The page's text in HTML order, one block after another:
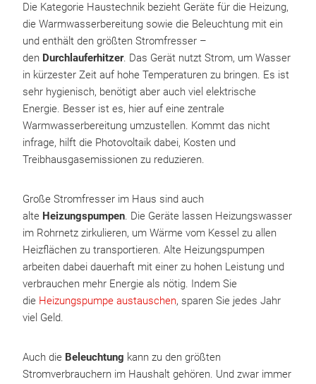
Die Kategorie Haustechnik bezieht Geräte für die Heizung,
die Warmwasserbereitung sowie die Beleuchtung mit ein
und enthält den größten Stromfresser –
den Durchlauferhitzer. Das Gerät nutzt Strom, um Wasser
in kürzester Zeit auf hohe Temperaturen zu bringen. Es ist
sehr hygienisch, benötigt aber auch viel elektrische
Energie. Besser ist es, hier auf eine zentrale
Warmwasserbereitung umzustellen. Kommt das nicht
infrage, hilft die Photovoltaik dabei, Kosten und
Treibhausgasemissionen zu reduzieren.
Große Stromfresser im Haus sind auch
alte Heizungspumpen. Die Geräte lassen Heizungswasser
im Rohrnetz zirkulieren, um Wärme vom Kessel zu allen
Heizflächen zu transportieren. Alte Heizungspumpen
arbeiten dabei dauerhaft mit einer zu hohen Leistung und
verbrauchen mehr Energie als nötig. Indem Sie
die Heizungspumpe austauschen, sparen Sie jedes Jahr
viel Geld.
Auch die Beleuchtung kann zu den größten
Stromverbrauchern im Haushalt gehören. Und zwar immer